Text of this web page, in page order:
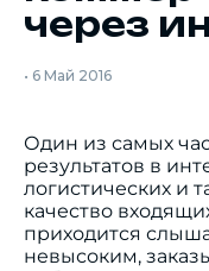
через
• 6 Май 2016
Один из самых
результатов в
логистических и
качество
приходится
невысоким,